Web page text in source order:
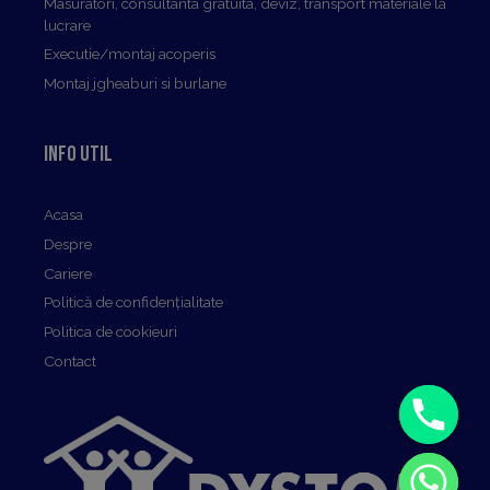
lucrare
Executie/montaj acoperis
Montaj jgheaburi si burlane
Info util
Acasa
Despre
Cariere
Politică de confidențialitate
Politica de cookieuri
Contact